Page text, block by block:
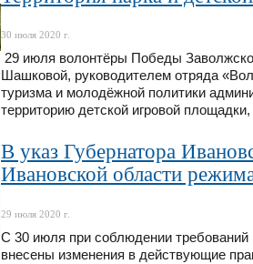
30 июля 2020 г.
29 июля волонтёры Победы
Шашковой, руководителем отряда
туризма и молодёжной политики
территорию детской игровой
В указ Губернатора
Ивановской области
29 июля 2020 г.
С 30 июля при соблюдении
внесены изменения в действующие